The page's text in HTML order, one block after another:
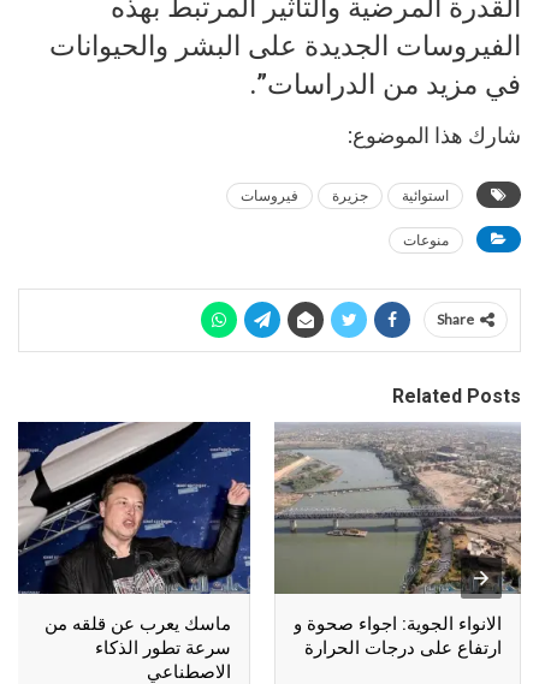
القدرة المرضية والتأثير المرتبط بهذه
الفيروسات الجديدة على البشر والحيوانات
في مزيد من الدراسات”.
شارك هذا الموضوع:
استوائية جزيرة فيروسات
منوعات
Share
Related Posts
الانواء الجوية: اجواء صحوة و
ارتفاع على درجات الحرارة
ماسك يعرب عن قلقه من
سرعة تطور الذكاء
الاصطناعي